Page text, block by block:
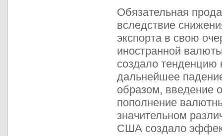
Обязательная
вследствие
экспорта в свою
иностранной
создало тенденцию
дальнейшее
образом, введение
пополнение
значительном
США создало